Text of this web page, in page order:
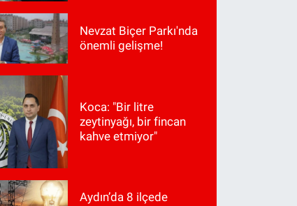
Nevzat Biçer Parkı'nda
önemli gelişme!
Koca: "Bir litre
zeytinyağı, bir fincan
kahve etmiyor"
Aydın’da 8 ilçede